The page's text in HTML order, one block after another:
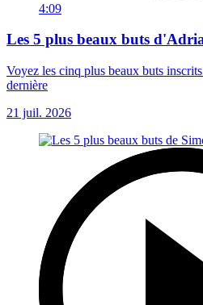
4:09
Les 5 plus beaux buts
Voyez les cinq plus beaux buts
dernière
21 juil. 2026